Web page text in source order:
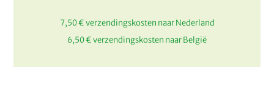
7,50 € verzendingskosten naar Nederland
6,50 € verzendingskosten naar België